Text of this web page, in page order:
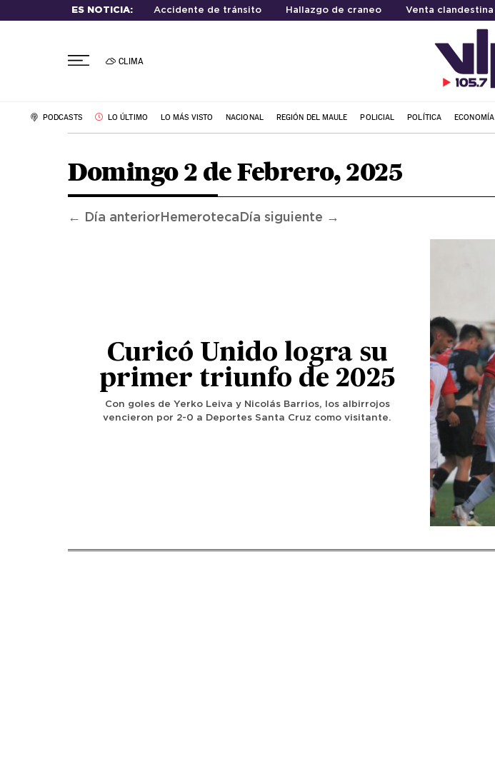
ES NOTICIA: Accidente de tránsito Hallazgo de craneo Venta clandestina
CLIMA
PODCASTS LO ÚLTIMO LO MÁS VISTO NACIONAL REGIÓN DEL MAULE POLICIAL POLÍTICA ECONOMÍA
Domingo 2 de Febrero, 2025
← Día anteriorHemeroteca Día siguiente →
Curicó Unido logra su
primer triunfo de 2025
Con goles de Yerko Leiva y Nicolás Barrios, los albirrojos
vencieron por 2-0 a Deportes Santa Cruz como visitante.